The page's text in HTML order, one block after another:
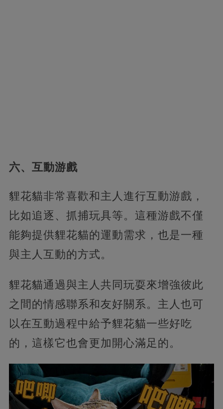
六、互動游戲
貍花貓非常喜歡和主人進行互動游戲，
比如追逐、抓捕玩具等。這種游戲不僅
能夠提供貍花貓的運動需求，也是一種
與主人互動的方式。
貍花貓通過與主人共同玩耍來增強彼此
之間的情感聯系和友好關系。主人也可
以在互動過程中給予貍花貓一些好吃
的，這樣它也會更加開心滿足的。